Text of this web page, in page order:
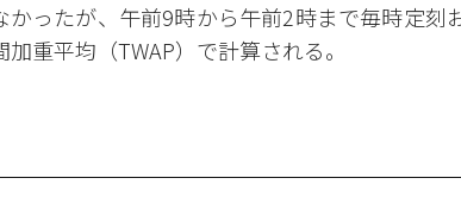
かったが、午前9時から午前2時まで毎時定刻
重平均（TWAP）で計算される。